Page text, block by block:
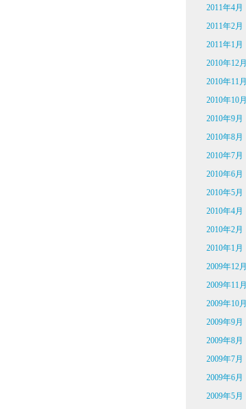
2011年4月
2011年2月
2011年1月
2010年12月
2010年11月
2010年10月
2010年9月
2010年8月
2010年7月
2010年6月
2010年5月
2010年4月
2010年2月
2010年1月
2009年12月
2009年11月
2009年10月
2009年9月
2009年8月
2009年7月
2009年6月
2009年5月